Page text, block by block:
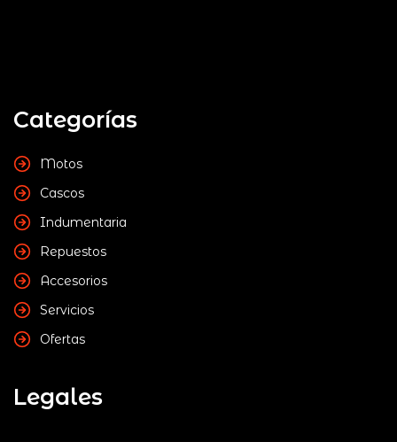
Categorías
Motos
Cascos
Indumentaria
Repuestos
Accesorios
Servicios
Ofertas
Legales